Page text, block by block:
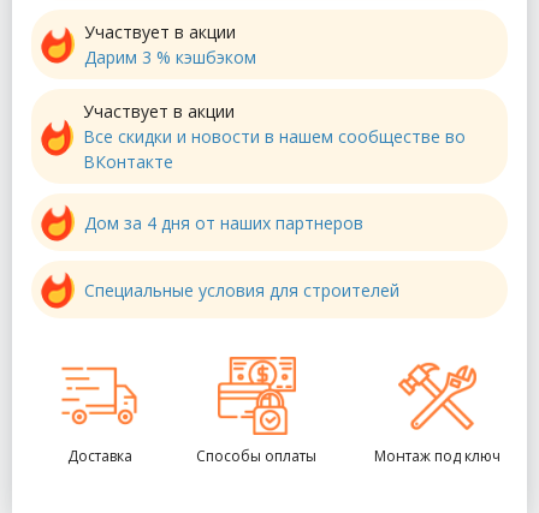
Участвует в акции
Дарим 3 % кэшбэком
Участвует в акции
Все скидки и новости в нашем сообществе во
ВКонтакте
Дом за 4 дня от наших партнеров
Специальные условия для строителей
Доставка Способы оплаты Монтаж под ключ